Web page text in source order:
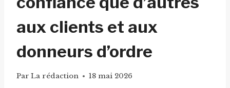
aux clients et aux
donneurs d’ordre
Par La rédaction 18 mai 2026